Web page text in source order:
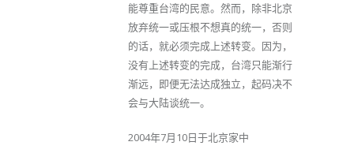
能尊重台湾的民意。然而，除非北京
放弃统一或压根不想真的统一，否则
的话，就必须完成上述转变。因为，
没有上述转变的完成，台湾只能渐行
渐远，即便无法达成独立，起码决不
会与大陆谈统一。
2004年7月10日于北京家中